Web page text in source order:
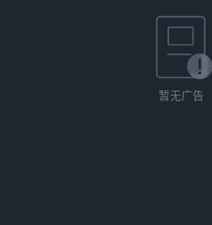
暂无广告